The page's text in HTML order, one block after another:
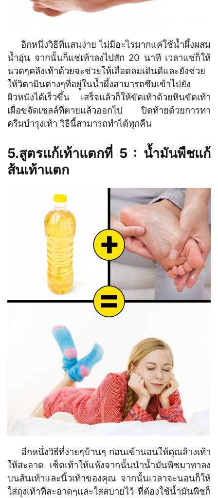
อีกหนึ่งวิธีที่แสนง่าย ไม่มีอะไรมากแค่ใช้น้ำผึ้งผสม
น้ำอุ่น จากนั้นก็แช่เท้าลงไปสัก 20 นาที เวลาแช่ก็ให้
นวดๆคลึงเท้าด้วยจะช่วยให้เลือดลมเดินดีและยังช่วย
ให้วิตามินต่างๆที่อยู่ในน้ำผึ้งสามารถซึมเข้าไปยัง
ผิวหนังได้เร็วขึ้น เสร็จแล้วก็ให้ขัดเท้าด้วยหินขัดเท้า
เผื่อขจัดเซลล์ที่ตายแล้วออกไป ปิดท้ายด้วยการทา
ครีมบำรุงเท้า วิธีนี้สามารถทำได้ทุกคืน
5.สูตรแก้เท้าแตกที่ 5 : น้ำมันพืชแก้
ส้นเท้าแตก
อีกหนึ่งวิธีที่ง่ายๆบ้านๆ ก่อนเข้านอนให้คุณล้างเท้า
ให้สะอาด เช็ดเท้าให้แห้งจากนั้นนำน้ำมันพืชมาทาลง
บนส้นเท้าและนิ้วเท้าของคุณ จากนั้นเวลาจะนอนก็ให้
ใส่ถุงเท้าที่สะอาดๆและใส่สบายไว้ ที่ต้องใช้น้ำมันพืชก็